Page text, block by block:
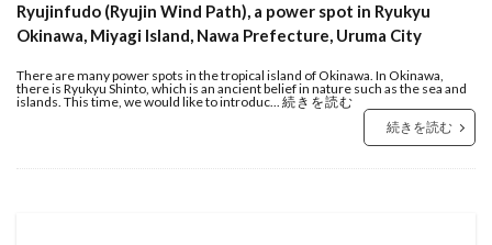
Ryujinfudo (Ryujin Wind Path), a power spot in Ryukyu
Okinawa, Miyagi Island, Nawa Prefecture, Uruma City
There are many power spots in the tropical island of Okinawa. In Okinawa,
there is Ryukyu Shinto, which is an ancient belief in nature such as the sea and
islands. This time, we would like to introduc... 続きを読む
続きを読む